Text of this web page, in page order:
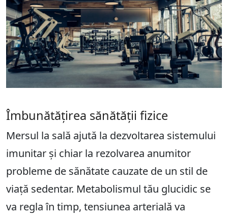
Îmbunătățirea sănătății fizice
Mersul la sală ajută la dezvoltarea sistemului
imunitar și chiar la rezolvarea anumitor
probleme de sănătate cauzate de un stil de
viață sedentar. Metabolismul tău glucidic se
va regla în timp, tensiunea arterială va